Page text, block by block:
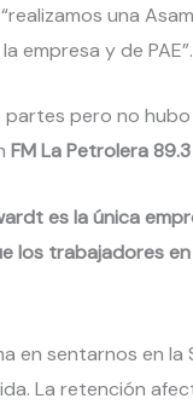
una
empresa y de PAE”.
partes pero no
FM La Petrolera
es la única
los trabajadores
en sentarnos en
La retención